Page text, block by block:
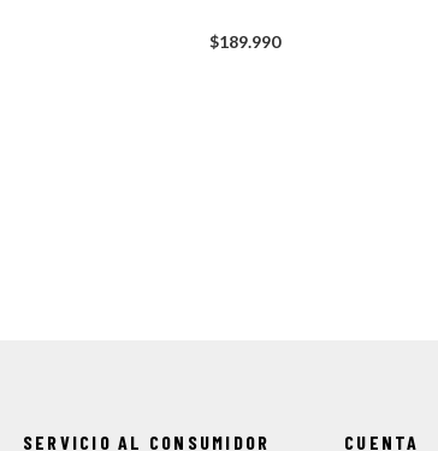
$189.990
SERVICIO AL CONSUMIDOR CUENTA